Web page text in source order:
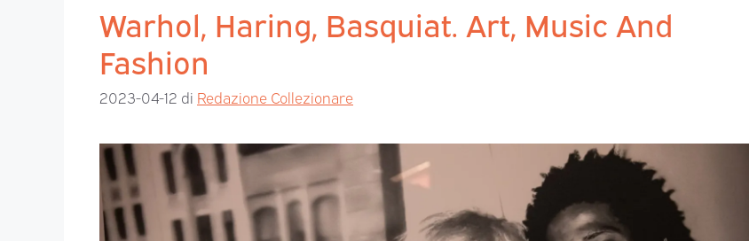
Warhol, Haring, Basquiat. Art, Music And
Fashion
2023-04-12 di Redazione Collezionare